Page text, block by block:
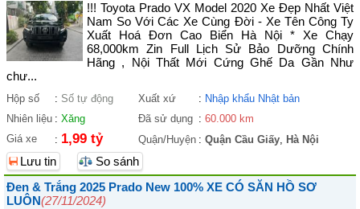
!!! Toyota Prado VX Model 2020 Xe Đẹp Nhất Việt
Nam So Với Các Xe Cùng Đời - Xe Tên Công Ty
Xuất Hoá Đơn Cao Biển Hà Nội * Xe Chạy
68,000km Zin Full Lịch Sử Bảo Dưỡng Chính
Hãng , Nội Thất Mới Cứng Ghế Da Gần Như
chư...
Hộp số : Số tự động Xuất xứ : Nhập khẩu Nhật bản
Nhiên liệu : Xăng Đã sử dụng : 60.000 km
Giá xe
: 1,99 tỷ Quận/Huyện : Quận Cầu Giấy, Hà Nội
Lưu tin
So sánh
Đen & Trắng 2025 Prado New 100% XE CÓ SĂN HỒ SƠ
LUÔN(27/11/2024)